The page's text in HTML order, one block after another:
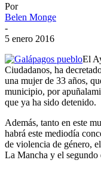
Por
Belen Monge
-
5 enero 2016
El
Ciudadanos, ha
una mujer de 33 años,
municipio, por
que ya ha sido detenido.
Además, tanto en este
habrá este mediodía
de violencia de género,
La Mancha y el segundo